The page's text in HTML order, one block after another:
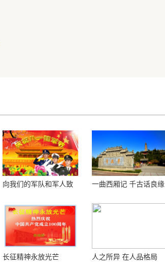
向我们的军队和军人致
一曲西厢记 千古话良缘
长征精神永放光芒 人之所异 在人品格局